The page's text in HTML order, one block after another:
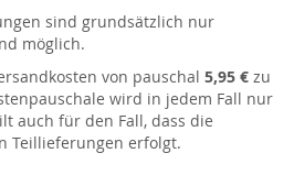
sind grundsätzlich nur
möglich.
von pauschal 5,95 € zu
wird in jedem Fall nur
auch für den Fall, dass die
Teillieferungen erfolgt.